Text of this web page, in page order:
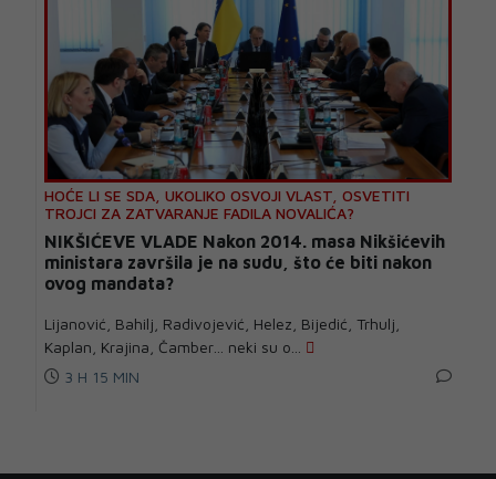
HOĆE LI SE SDA, UKOLIKO OSVOJI VLAST, OSVETITI
TROJCI ZA ZATVARANJE FADILA NOVALIĆA?
NIKŠIĆEVE VLADE Nakon 2014. masa Nikšićevih
ministara završila je na sudu, što će biti nakon
ovog mandata?
Lijanović, Bahilj, Radivojević, Helez, Bijedić, Trhulj,
Kaplan, Krajina, Čamber… neki su o...
3 H 15 MIN